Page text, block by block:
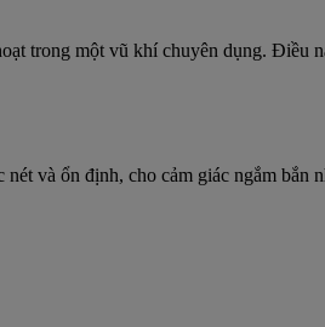
trong một vũ khí chuyên dụng. Điều
và ổn định, cho cảm giác ngắm bắn